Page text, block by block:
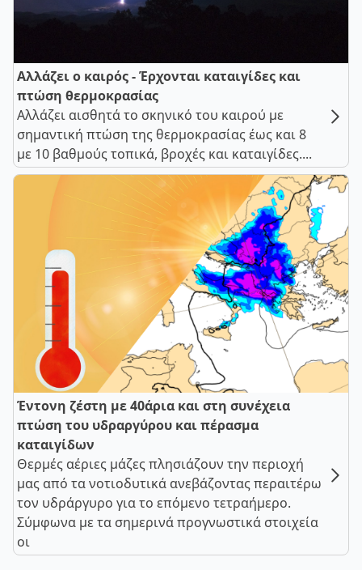
Αλλάζει ο καιρός - Έρχονται καταιγίδες και
πτώση θερμοκρασίας
Αλλάζει αισθητά το σκηνικό του καιρού με
σημαντική πτώση της θερμοκρασίας έως και 8
με 10 βαθμούς τοπικά, βροχές και καταιγίδες....
Έντονη ζέστη με 40άρια και στη συνέχεια
πτώση του υδραργύρου και πέρασμα
καταιγίδων
Θερμές αέριες μάζες πλησιάζουν την περιοχή
μας από τα νοτιοδυτικά ανεβάζοντας περαιτέρω
τον υδράργυρο για το επόμενο τετραήμερο.
Σύμφωνα με τα σημερινά προγνωστικά στοιχεία
οι